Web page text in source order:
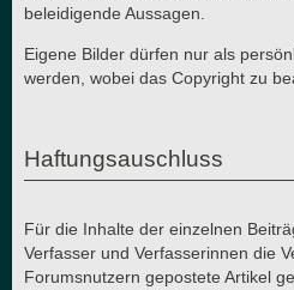
beleidigende Aussagen.
Eigene Bilder dürfen nur als
werden, wobei das Copyright zu
Haftungsauschluss
Für die Inhalte der einzelnen
Verfasser und Verfasserinnen die
Forumsnutzern gepostete Artikel